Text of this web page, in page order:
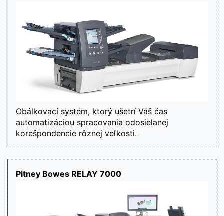
Obálkovací systém, ktorý ušetrí Váš čas
automatizáciou spracovania odosielanej
korešpondencie rôznej veľkosti.
Pitney Bowes RELAY 7000